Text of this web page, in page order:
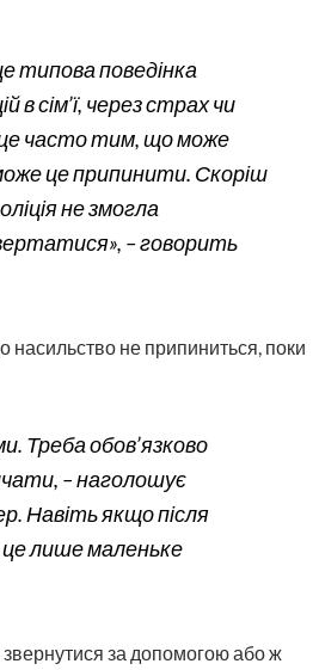
типова поведінка
в сім’ї, через страх чи
часто тим, що може
це припинити. Скоріш
не змогла
– говорить
насильство не припиниться, поки
Треба обов’язково
– наголошує
Навіть якщо після
лише маленьке
за допомогою або ж